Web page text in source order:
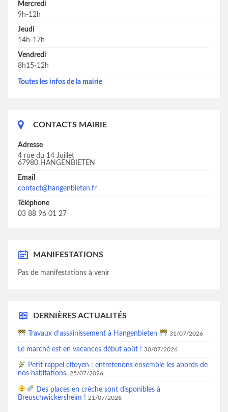
Mercredi
9h-12h
Jeudi
14h-17h
Vendredi
8h15-12h
Toutes les infos de la mairie
CONTACTS MAIRIE
Adresse
4 rue du 14 Juillet
67980 HANGENBIETEN
Email
contact@hangenbieten.fr
Téléphone
03 88 96 01 27
MANIFESTATIONS
Pas de manifestations à venir
DERNIÈRES ACTUALITÉS
Travaux d’assainissement à Hangenbieten 31/07/2026
Le marché est en vacances début août ! 30/07/2026
Petit rappel citoyen : entretenons ensemble les abords de
nos habitations. 25/07/2026
Des places en crèche sont disponibles à
Breuschwickersheim ! 21/07/2026